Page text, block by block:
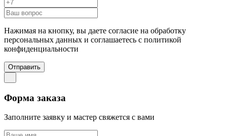
Нажимая на кнопку, вы даете согласие на обработку
персональных данных и соглашаетесь c политикой
конфиденциальности
Отправить
Форма заказа
Заполните заявку и мастер свяжется с вами